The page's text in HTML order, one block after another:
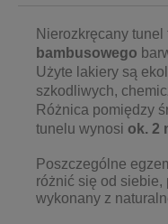
Nierozkręcany tunel
bambusowego
Użyte lakiery są
szkodliwych,
Różnica pomiędzy
tunelu wynosi ok. 2
Poszczególne
różnić się od
wykonany z